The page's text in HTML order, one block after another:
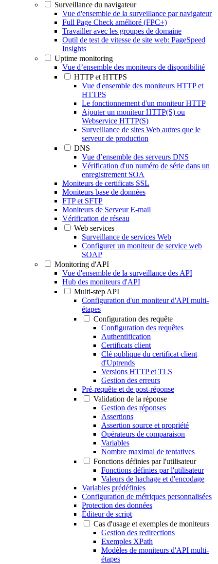
Surveillance du navigateur
Vue d'ensemble de la surveillance par navigateur
Full Page Check amélioré (FPC+)
Travailler avec les groupes de domaine
Outil de test de vitesse de site web: PageSpeed
Insights
Uptime monitoring
Vue d’ensemble des moniteurs de disponibilité
HTTP et HTTPS
Vue d'ensemble des moniteurs HTTP et
HTTPS
Le fonctionnement d'un moniteur HTTP
Ajouter un moniteur HTTP(S) ou
Webservice HTTP(S)
Surveillance de sites Web autres que le
serveur de production
DNS
Vue d’ensemble des serveurs DNS
Vérification d'un numéro de série dans un
enregistrement SOA
Moniteurs de certificats SSL
Moniteurs base de données
FTP et SFTP
Moniteurs de Serveur E-mail
Vérification de réseau
Web services
Surveillance de services Web
Configurer un moniteur de service web
SOAP
Monitoring d'API
Vue d'ensemble de la surveillance des API
Hub des moniteurs d'API
Multi-step API
Configuration d'un moniteur d'API multi-
étapes
Configuration des requête
Configuration des requêtes
Authentification
Certificats client
Clé publique du certificat client
d'Uptrends
Versions HTTP et TLS
Gestion des erreurs
Pré-requête et de post-réponse
Validation de la réponse
Gestion des réponses
Assertions
Assertion source et propriété
Opérateurs de comparaison
Variables
Nombre maximal de tentatives
Fonctions définies par l'utilisateur
Fonctions définies par l'utilisateur
Valeurs de hachage et d'encodage
Variables prédéfinies
Configuration de métriques personnalisées
Protection des données
Éditeur de script
Cas d'usage et exemples de moniteurs
Gestion des redirections
Exemples XPath
Modèles de moniteurs d'API multi-
étapes